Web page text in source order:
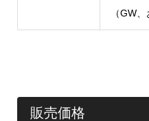
（GW
販売価格